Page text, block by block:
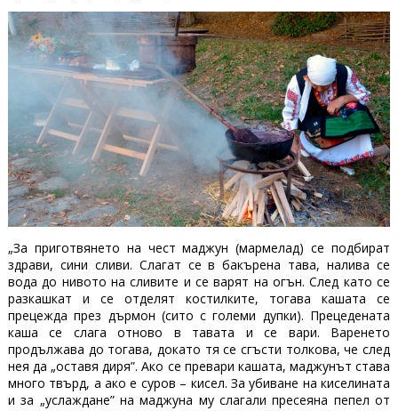
„За приготвянето на чест маджун (мармелад) се подбират
здрави, сини сливи. Слагат се в бакърена тава, налива се
вода до нивото на сливите и се варят на огън. След като се
разкашкат и се отделят костилките, тогава кашата се
прецежда през дърмон (сито с големи дупки). Прецедената
каша се слага отново в тавата и се вари. Варенето
продължава до тогава, докато тя се сгъсти толкова, че след
нея да „оставя диря”. Ако се превари кашата, маджунът става
много твърд, а ако е суров – кисел. За убиване на киселината
и за „услаждане” на маджуна му слагали пресеяна пепел от